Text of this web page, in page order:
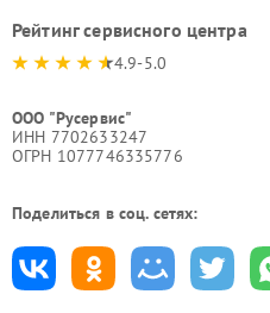
Рейтинг сервисного центра
4.9-5.0
ООО "Русервис"
ИНН 7702633247
ОГРН 1077746335776
Поделиться в соц. сетях: